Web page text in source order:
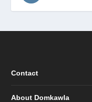
Contact
About Domkawla